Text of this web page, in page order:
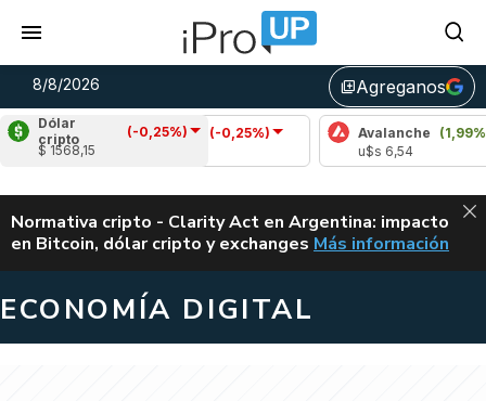
8/8/2026 library_addAgreganos
Dólar
cripto
(-0,25%)
$ 1568,15
Cardano (-0,25%)
u$s 0,20
Avalanche
(1,99%)
u$s 6,54
ALERTA
Normativa cripto - Clarity Act en Argentina: impacto
en Bitcoin, dólar cripto y exchanges CLARITY ACT EN
Más información
ECONOMÍA DIGITAL